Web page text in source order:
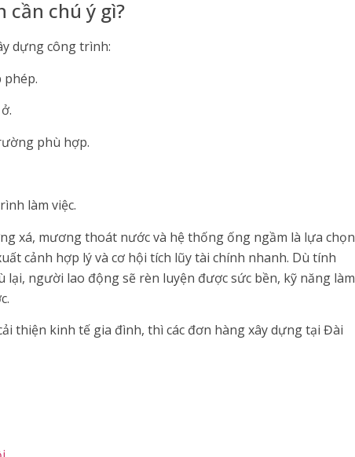
cần chú ý gì?
dựng công trình:
phép.
phù hợp.
làm việc.
xá, mương thoát nước và hệ thống ống ngầm là lựa chọn
cảnh hợp lý và cơ hội tích lũy tài chính nhanh. Dù tính
người lao động sẽ rèn luyện được sức bền, kỹ năng làm
thiện kinh tế gia đình, thì các đơn hàng xây dựng tại Đài